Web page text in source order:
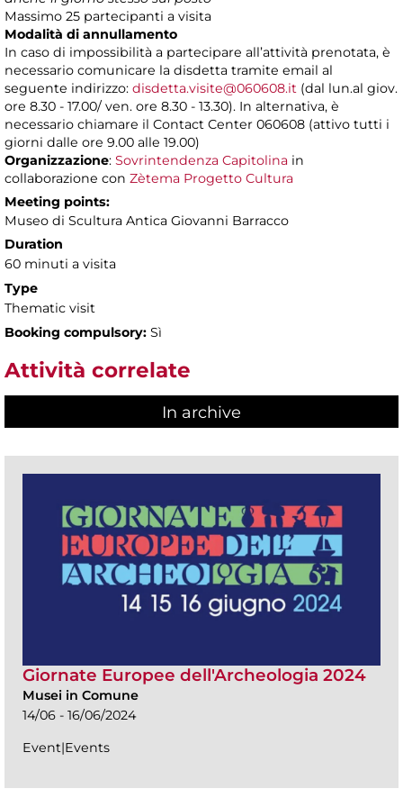
Massimo 25 partecipanti a visita
Modalità di annullamento
In caso di impossibilità a partecipare all’attività prenotata, è
necessario comunicare la disdetta tramite email al
seguente indirizzo: disdetta.visite@060608.it (dal lun.al giov.
ore 8.30 - 17.00/ ven. ore 8.30 - 13.30). In alternativa, è
necessario chiamare il Contact Center 060608 (attivo tutti i
giorni dalle ore 9.00 alle 19.00)
Organizzazione: Sovrintendenza Capitolina in
collaborazione con Zètema Progetto Cultura
Meeting points:
Museo di Scultura Antica Giovanni Barracco
Duration
60 minuti a visita
Type
Thematic visit
Booking compulsory: Sì
Attività correlate
In archive
Giornate Europee dell'Archeologia 2024
Musei in Comune
14/06 - 16/06/2024
Event|Events